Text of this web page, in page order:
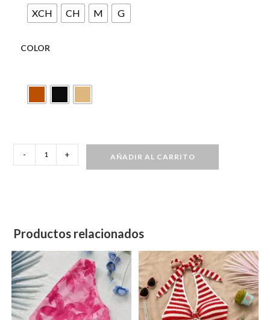
XCH CH M G
COLOR
de
cuadrado
cantidad
- + AÑADIR AL CARRITO
Productos relacionados